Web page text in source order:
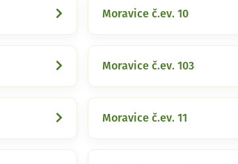
Moravice č.ev. 10
Moravice č.ev. 103
Moravice č.ev. 11